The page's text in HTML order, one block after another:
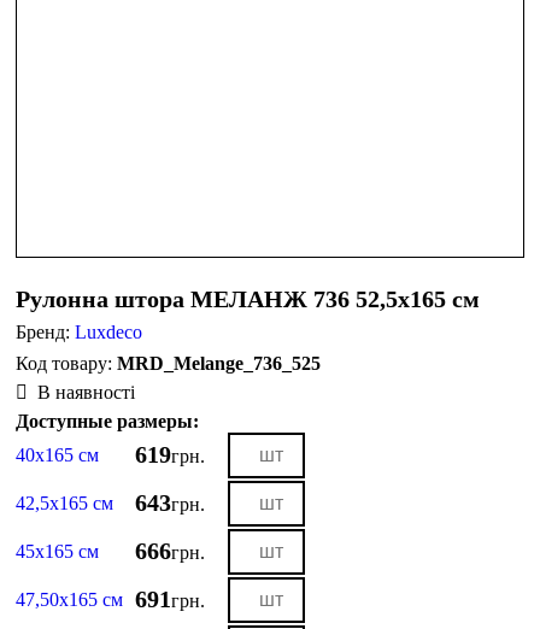
Рулонна штора МЕЛАНЖ 736 52,5х165 см
Бренд:Luxdeco
MRD_Melange_736_525
В наявності
Доступные размеры:
40х165 см
619грн.
42,5х165 см 643грн.
45х165 см 666грн.
47,50х165 см 691грн.